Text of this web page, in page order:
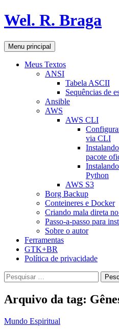
Pular
para
conteúdo
Wel. R. Braga
Pesquisar
Menu principal
Meus Textos
ANSI
Tabela ASCII
Sequências de
Ansible
AWS
AWS CLI
via CLI
pacote
Python
AWS S3
Borg Backup
Conteineres e Docker
Criando mala direta
Passo-a-passo para
Sobre o autor
Ferramentas
GTK+BR
Política de privacidade
Pesquisar
por:
Arquivo da tag:
Mundo Espiritual